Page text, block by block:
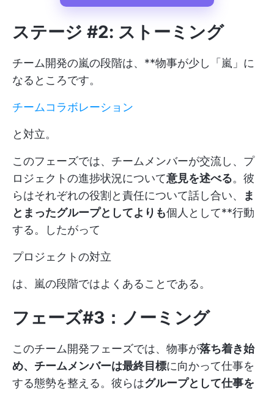
ステージ #2: ストーミング
チーム開発の嵐の段階は、**物事が少し「嵐」に
なるところです。
チームコラボレーション
と対立。
このフェーズでは、チームメンバーが交流し、プ
ロジェクトの進捗状況について意見を述べる。彼
らはそれぞれの役割と責任について話し合い、
ま
とまったグループとしてよりも個人として**行動
する。したがって
プロジェクトの対立
は、嵐の段階ではよくあることである。
フェーズ#3：ノーミング
このチーム開発フェーズでは、物事が落ち着き始
め、チームメンバーは最終目標に向かって仕事を
する態勢を整える。彼らはグループとして仕事を